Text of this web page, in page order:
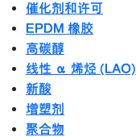
催化剂和许可
EPDM 橡胶
高碳醇
线性 α 烯烃 (LAO)
新酸
增塑剂
聚合物